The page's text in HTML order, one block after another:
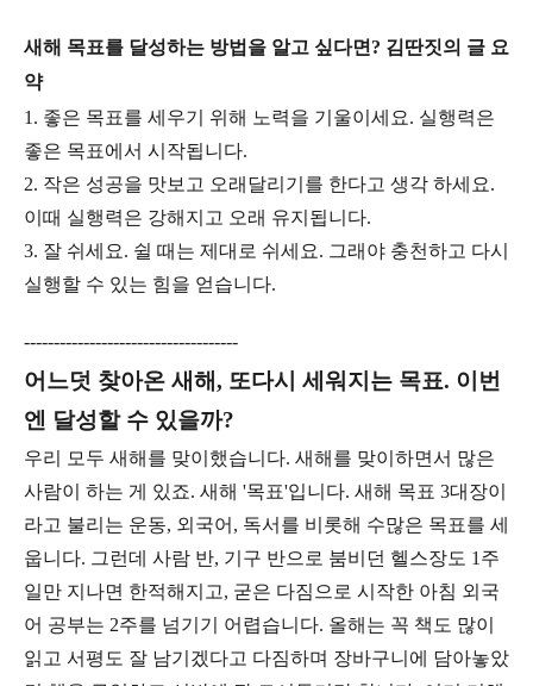
새해 목표를 달성하는 방법을 알고 싶다면? 김딴짓의 글 요
약
1. 좋은 목표를 세우기 위해 노력을 기울이세요. 실행력은
좋은 목표에서 시작됩니다.
2. 작은 성공을 맛보고 오래달리기를 한다고 생각 하세요.
이때 실행력은 강해지고 오래 유지됩니다.
3. 잘 쉬세요. 쉴 때는 제대로 쉬세요. 그래야 충천하고 다시
실행할 수 있는 힘을 얻습니다.
------------------------------------
어느덧 찾아온 새해, 또다시 세워지는 목표. 이번
엔 달성할 수 있을까?
우리 모두 새해를 맞이했습니다. 새해를 맞이하면서 많은
사람이 하는 게 있죠. 새해 '목표'입니다. 새해 목표 3대장이
라고 불리는 운동, 외국어, 독서를 비롯해 수많은 목표를 세
웁니다. 그런데 사람 반, 기구 반으로 붐비던 헬스장도 1주
일만 지나면 한적해지고, 굳은 다짐으로 시작한 아침 외국
어 공부는 2주를 넘기기 어렵습니다. 올해는 꼭 책도 많이
읽고 서평도 잘 남기겠다고 다짐하며 장바구니에 담아놓았